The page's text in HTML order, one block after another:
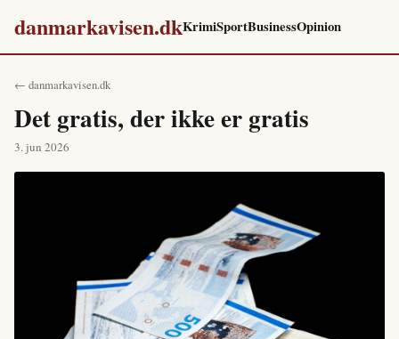
danmarkavisen.dkKrimiSportBusinessOpinion
← danmarkavisen.dk
Det gratis, der ikke er gratis
3. jun 2026